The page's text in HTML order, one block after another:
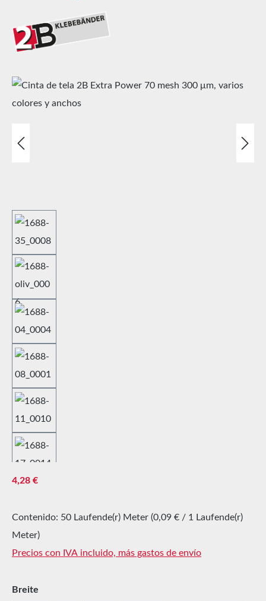
Omitir galería de imágenes
Precio normal:
4,28 €
Contenido: 50 Laufende(r) Meter (0,09 € / 1 Laufende(r)
Meter)
Precios con IVA incluido, más gastos de envío
Seleccione
Breite